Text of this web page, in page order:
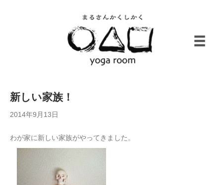
新しい家族！
2014年9月13日
わが家に新しい家族がやってきました。